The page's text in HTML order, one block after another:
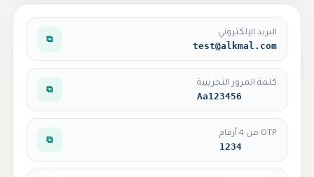
البريد الإلكتروني
test@alkmal.com
⧉
كلمة المرور التجريبية
Aa123456
⧉
OTP من 4 أرقام
1234
⧉